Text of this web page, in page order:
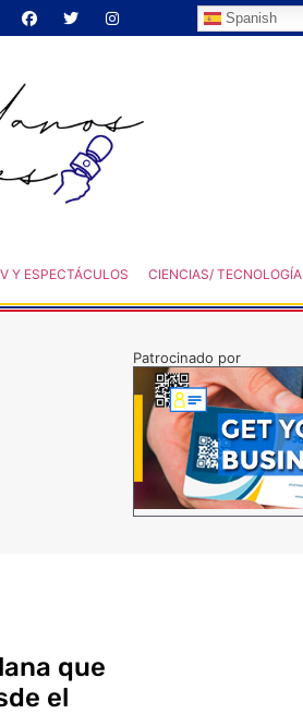
Spanish
Y ESPECTÁCULOS CIENCIAS/ TECNOLOGÍA
Patrocinado por
que
el